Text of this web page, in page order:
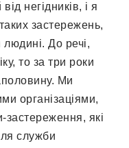
негідників, і я
застережень,
До речі,
то за три роки
Ми
організаціями,
застереження, які
служби